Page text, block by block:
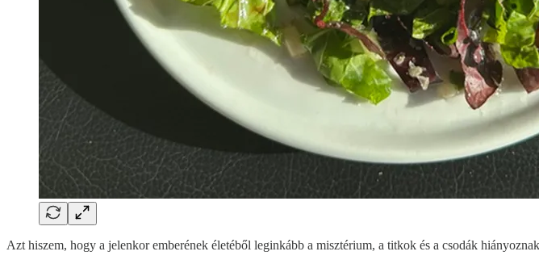
Azt hiszem, hogy a jelenkor emberének életéből leginkább a misztérium, a titkok és a csodák